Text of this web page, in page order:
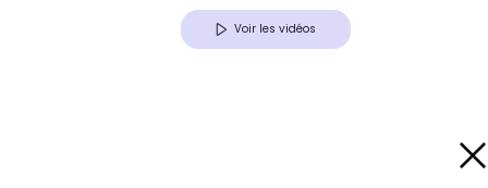
Voir les vidéos